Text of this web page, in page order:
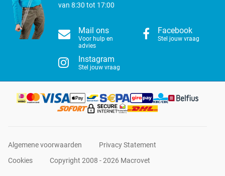
van 8:30 tot 17:00
Mail ons
Voor hulp en
advies
Facebook
Stel jouw vraag
Instagram
Stel jouw vraag
Algemene voorwaarden
Privacy Statement
Cookies
Copyright 2008 - 2026 Macrovet